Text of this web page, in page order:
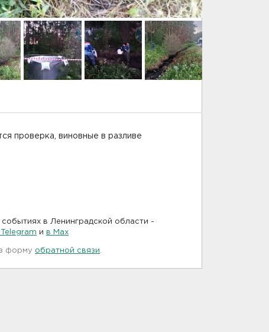
проверка, виновные в разливе
в Ленинградской области -
и в Maх
форму обратной связи